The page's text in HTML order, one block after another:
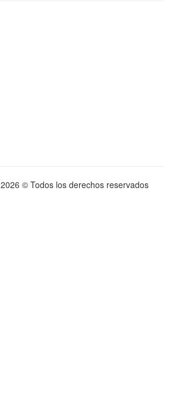
2026 © Todos los derechos reservados